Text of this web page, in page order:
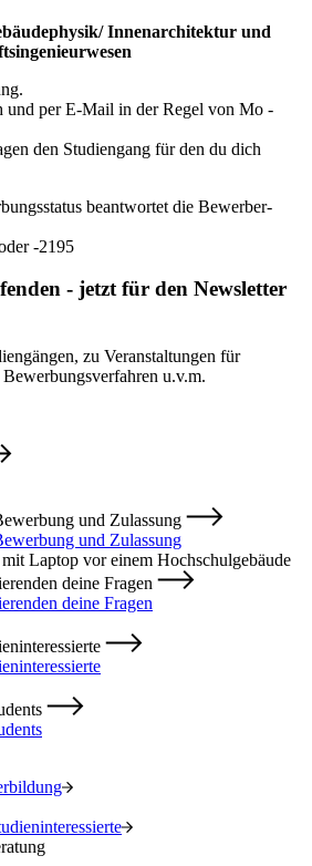
Innenarchitektur und
und per E-Mail in der Regel von Mo -
den Studiengang für den du dich
beantwortet die Bewerber-
-2195
- jetzt für den Newsletter
zu Veranstaltungen für
u.v.m.
und Zulassung
und Zulassung
deine Fragen
deine Fragen